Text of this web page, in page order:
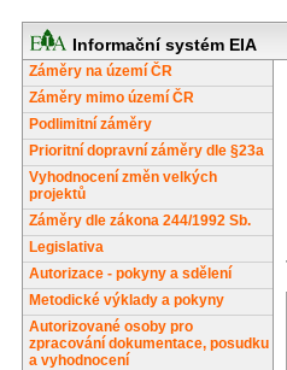
Informační systém EIA
Záměry na území ČR
Záměry mimo území ČR
Podlimitní záměry
Prioritní dopravní záměry dle §23a
Vyhodnocení změn velkých
projektů
Záměry dle zákona 244/1992 Sb.
Legislativa
Autorizace - pokyny a sdělení
Metodické výklady a pokyny
Autorizované osoby pro
zpracování dokumentace, posudku
a vyhodnocení